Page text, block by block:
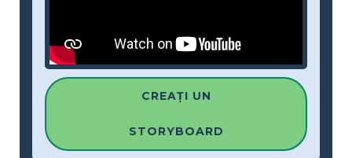
CREAȚI UN
STORYBOARD